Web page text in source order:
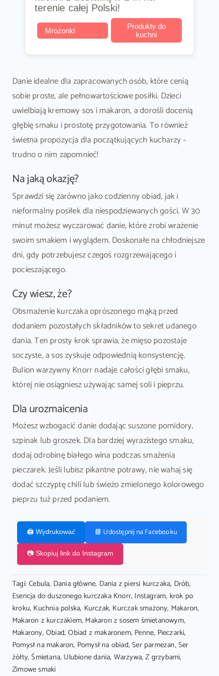
terenie całej Polski!
Mrożonki
Produkty do
kuchni
Danie idealne dla zapracowanych osób, które cenią
sobie proste, ale pełnowartościowe posiłki. Dzieci
uwielbiają kremowy sos i makaron, a dorośli docenią
głębię smaku i prostotę przygotowania. To również
świetna propozycja dla początkujących kucharzy –
trudno o nim zapomnieć!
Na jaką okazję?
Sprawdzi się zarówno jako codzienny obiad, jak i
nieformalny posiłek dla niespodziewanych gości. W 30
minut możesz wyczarować danie, które zrobi wrażenie
swoim smakiem i wyglądem. Doskonałe na chłodniejsze
dni, gdy potrzebujesz czegoś rozgrzewającego i
pocieszającego.
Czy wiesz, że?
Obsmażenie kurczaka oprószonego mąką przed
dodaniem pozostałych składników to sekret udanego
dania. Ten prosty krok sprawia, że mięso pozostaje
soczyste, a sos zyskuje odpowiednią konsystencję.
Bulion warzywny Knorr nadaje całości głębi smaku,
której nie osiągniesz używając samej soli i pieprzu.
Dla urozmaicenia
Możesz wzbogacić danie dodając suszone pomidory,
szpinak lub groszek. Dla bardziej wyrazistego smaku,
dodaj odrobinę białego wina podczas smażenia
pieczarek. Jeśli lubisz pikantne potrawy, nie wahaj się
dodać szczyptę chili lub świeżo zmielonego kolorowego
pieprzu tuż przed podaniem.
🖨️ Wydrukować 📘 Udostępnij na Facebooku
📷 Skopiuj link do Instagram
Tagi:Cebula, Dania główne, Dania z piersi kurczaka, Drób,
Esencja do duszonego kurczaka Knorr, Instagram, krok po
kroku, Kuchnia polska, Kurczak, Kurczak smażony, Makaron,
Makaron z kurczakiem, Makaron z sosem śmietanowym,
Makarony, Obiad,Obiad z makaronem, Penne, Pieczarki,
Pomysł na makaron, Pomysł na obiad,Ser parmezan,Ser
żółty,Śmietana, Ulubione dania, Warzywa,Z grzybami,
Zimowe smaki